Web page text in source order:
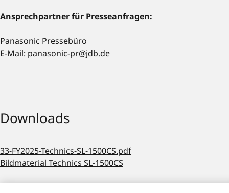
Ansprechpartner für Presseanfragen:
Panasonic Pressebüro
E-Mail: panasonic-pr@jdb.de
Downloads
33-FY2025-Technics-SL-1500CS.pdf
Bildmaterial Technics SL-1500CS